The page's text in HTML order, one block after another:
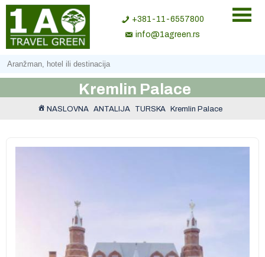
+381-11-6557800
info@1agreen.rs
Kremlin Palace
NASLOVNA ANTALIJA TURSKA Kremlin Palace